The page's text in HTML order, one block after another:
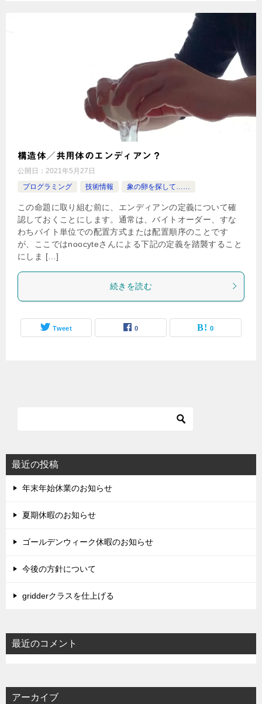
構造体／共用体のエンディアン？
公開日： 2021年5月27日
プログラミング
技術情報 象の卵を探して……
この命題に取り組む前に、エンディアンの定義について確
認しておくことにします。通常は、バイトオーダー、すな
わちバイト単位での配置方式または配置順序のことです
が、ここではnoocyteさんによる下記の定義を踏襲すること
にしま […]
続きを読む
Tweet 0 0
最近の投稿
年末年始休業のお知らせ
夏期休暇のお知らせ
ゴールデンウィーク休暇のお知らせ
今後の方針について
gridderクラスを仕上げる
最近のコメント
アーカイブ